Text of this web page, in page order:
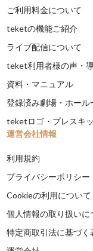
ご利用料金について
teketの機能ご紹介
ライブ配信について
teket利用者様の声・
資料・マニュアル
登録済み劇場・ホール
teketロゴ・プレスキ
運営会社情報
利用規約
プライバシーポリシー
Cookieの利用について
個人情報の取り扱いに
特定商取引法に基づく